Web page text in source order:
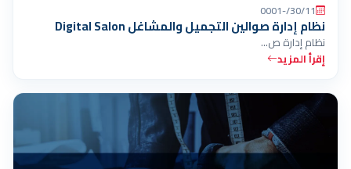
30/11/-0001
نظام إدارة صوالين التجميل والمشاغل Digital Salon
نظام إدارة ص…
إقرأ المزيد